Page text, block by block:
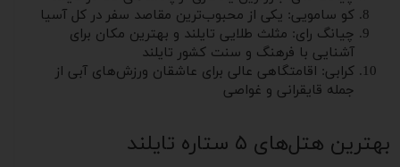
کو سامویی: یکی از محبوب‌ترین مقاصد سفر در کل آسیا
چیانگ رای: مثلث طلایی تایلند و بهترین مکان برای
آشنایی با فرهنگ و سنت کشور تایلند
کرابی: اقامتگاهی عالی برای عاشقان ورزش‌های آبی از
جمله قایقرانی و غواصی
بهترین هتل‌های ۵ ستاره تایلند